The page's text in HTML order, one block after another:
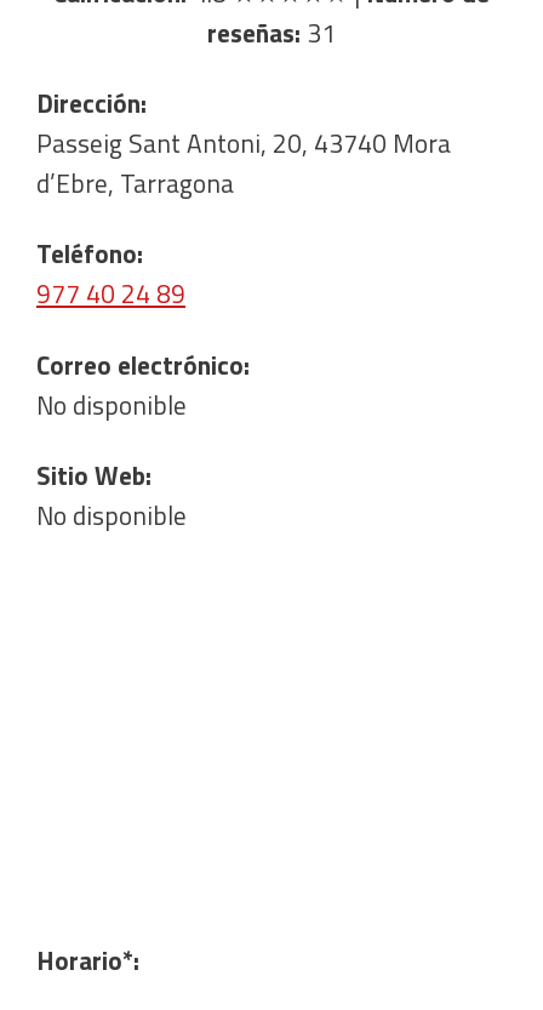
reseñas: 31
Dirección:
Passeig Sant Antoni, 20, 43740 Mora
d’Ebre, Tarragona
Teléfono:
977 40 24 89
Correo electrónico:
No disponible
Sitio Web:
No disponible
Horario*: